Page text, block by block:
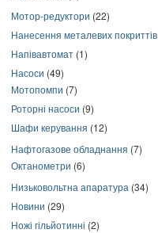
Мотор-редуктори (22)
Нанесення металевих покриттів
Напівавтомат (1)
Насоси (49)
Мотопомпи (7)
Роторні насоси (9)
Шафи керування (12)
Нафтогазове обладнання (7)
Октанометри (6)
Низьковольтна апаратура (34)
Новини (29)
Ножі гільйотинні (2)